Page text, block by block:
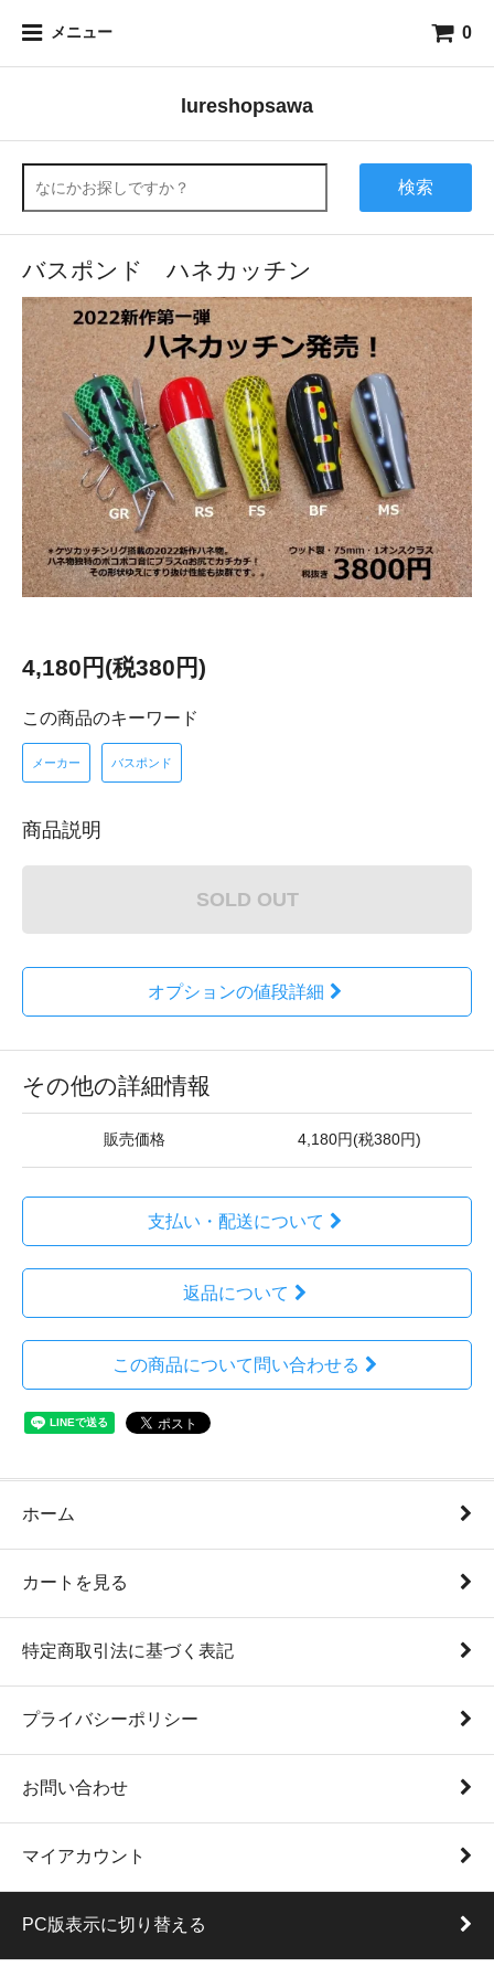
メニュー 0
lureshopsawa
検索
バスポンド ハネカッチン
4,180円(税380円)
この商品のキーワード
メーカー バスポンド
商品説明
SOLD OUT
オプションの値段詳細
その他の詳細情報
販売価格 4,180円(税380円)
支払い・配送について
返品について
この商品について問い合わせる
ホーム
カートを見る
特定商取引法に基づく表記
プライバシーポリシー
お問い合わせ
マイアカウント
PC版表示に切り替える